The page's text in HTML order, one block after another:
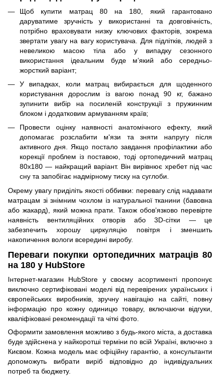
Щоб купити матрац 80 на 180, який гарантовано
даруватиме зручність у використанні та довговічність,
потрібно враховувати низку ключових факторів, зокрема
звертати увагу на вагу користувача. Для підлітків, людей з
невеликою масою тіла або у випадку сезонного
використання ідеальним буде м’який або середньо-
жорсткий варіант;
У випадках, коли матрац вибирається для щоденного
користування дорослим із вагою понад 90 кг, бажано
зупинити вибір на посиленій конструкції з пружинним
блоком і додатковим армуванням країв;
Провести оцінку наявності анатомічного ефекту, який
допомагає розслабити м'язи та зняти напругу після
активного дня. Якщо постало завдання профілактики або
корекції проблем із поставою, тоді ортопедичний матрац
80x180 — найкращий варіант. Він вирівнює хребет під час
сну та запобігає надмірному тиску на суглоби.
Окрему увагу приділіть якості оббивки: перевагу слід надавати
матрацам зі знімним чохлом із натуральної тканини (бавовна
або жакард), який можна прати. Також обов’язково перевірте
наявність вентиляційних отворів або 3D-сітки — це
забезпечить хорошу циркуляцію повітря і зменшить
накопичення вологи всередині виробу.
Переваги покупки ортопедичних матраців 80
на 180 у HubStore
Інтернет-магазин HubStore у своєму асортименті пропонує
виключно сертифіковані моделі від перевірених українських і
європейських виробників, зручну навігацію на сайті, повну
інформацію про кожну одиницю товару, включаючи відгуки,
кваліфіковані рекомендації та чіткі фото.
Оформити замовлення можливо з будь-якого міста, а доставка
буде здійснена у найкоротші терміни по всій Україні, включно з
Києвом. Кожна модель має офіційну гарантію, а консультанти
допоможуть вибрати виріб відповідно до індивідуальних
потреб та бюджету.